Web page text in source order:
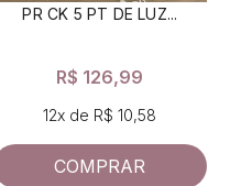
PR CK 5 PT DE LUZ...
R$ 126,99
12x de R$ 10,58
COMPRAR